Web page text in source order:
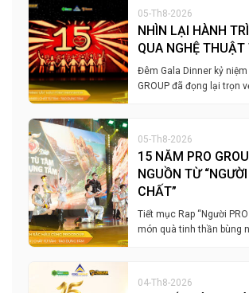
05-Th8-2026
NHÌN LẠI HÀNH
QUA NGHỆ
Đêm Gala Dinner kỷ niệm
GROUP đã đọng lại trọn
05-Th8-2026
15 NĂM PRO
NGUỒN TỪ
CHẤT”
Tiết mục Rap “Người
món quà tinh thần bùng
04-Th8-2026